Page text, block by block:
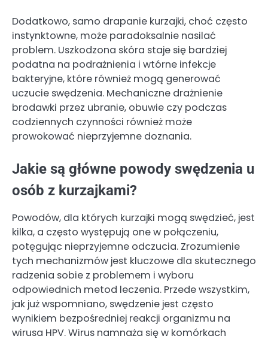
Dodatkowo, samo drapanie kurzajki, choć często
instynktowne, może paradoksalnie nasilać
problem. Uszkodzona skóra staje się bardziej
podatna na podrażnienia i wtórne infekcje
bakteryjne, które również mogą generować
uczucie swędzenia. Mechaniczne drażnienie
brodawki przez ubranie, obuwie czy podczas
codziennych czynności również może
prowokować nieprzyjemne doznania.
Jakie są główne powody swędzenia u
osób z kurzajkami?
Powodów, dla których kurzajki mogą swędzieć, jest
kilka, a często występują one w połączeniu,
potęgując nieprzyjemne odczucia. Zrozumienie
tych mechanizmów jest kluczowe dla skutecznego
radzenia sobie z problemem i wyboru
odpowiednich metod leczenia. Przede wszystkim,
jak już wspomniano, swędzenie jest często
wynikiem bezpośredniej reakcji organizmu na
wirusa HPV. Wirus namnaża się w komórkach